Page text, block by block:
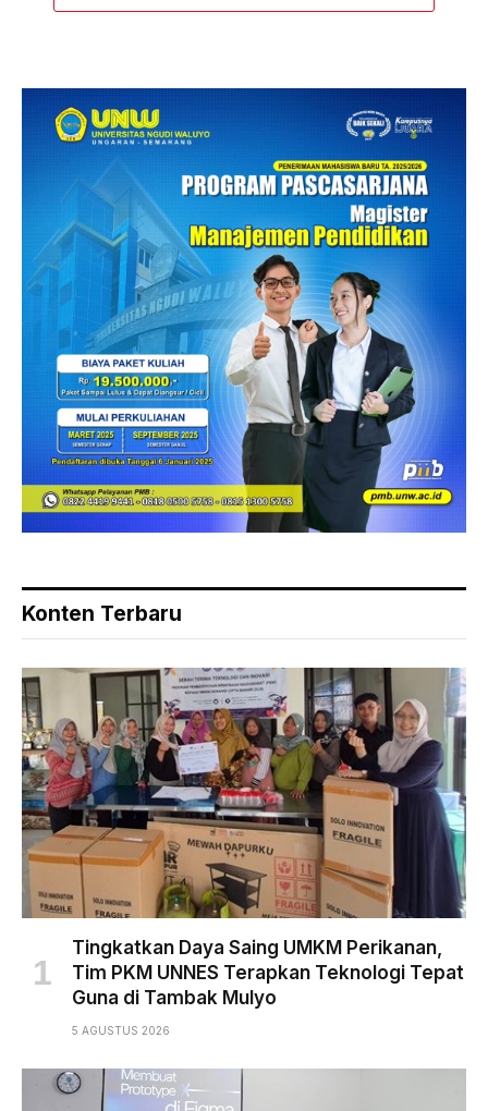
Konten Terbaru
Tingkatkan Daya Saing UMKM Perikanan,
Tim PKM UNNES Terapkan Teknologi Tepat
Guna di Tambak Mulyo
5 AGUSTUS 2026